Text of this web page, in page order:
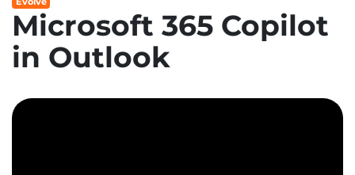
Microsoft 365 Copilot
in Outlook